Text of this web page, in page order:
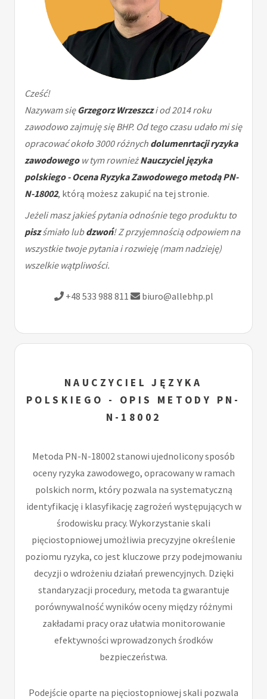
Cześć!
Nazywam sięGrzegorz Wrzeszczi od 2014 roku
zawodowo zajmuję się BHP. Od tego czasu udało mi się
opracować około 3000 różnych dolumenrtacji ryzyka
zawodowegow tym rownieżNauczyciel języka
polskiego - Ocena Ryzyka Zawodowego metodą PN-
N-18002, którą możesz zakupić na tej stronie.
Jeżeli masz jakieś pytania odnośnie tego produktu to
piszśmiało lubdzwoń! Z przyjemnością odpowiem na
wszystkie twoje pytania i rozwieję (mam nadzieję)
wszelkie wątpliwości.
+48 533 988 811 biuro@allebhp.pl
NAUCZYCIEL JĘZYKA
POLSKIEGO - OPIS METODY PN-
N-18002
Metoda PN-N-18002 stanowi ujednolicony sposób
oceny ryzyka zawodowego, opracowany w ramach
polskich norm, który pozwala na systematyczną
identyfikację i klasyfikację zagrożeń występujących w
środowisku pracy. Wykorzystanie skali
pięciostopniowej umożliwia precyzyjne określenie
poziomu ryzyka, co jest kluczowe przy podejmowaniu
decyzji o wdrożeniu działań prewencyjnych. Dzięki
standaryzacji procedury, metoda ta gwarantuje
porównywalność wyników oceny między różnymi
zakładami pracy oraz ułatwia monitorowanie
efektywności wprowadzonych środków
bezpieczeństwa.
Podejście oparte na pięciostopniowej skali pozwala